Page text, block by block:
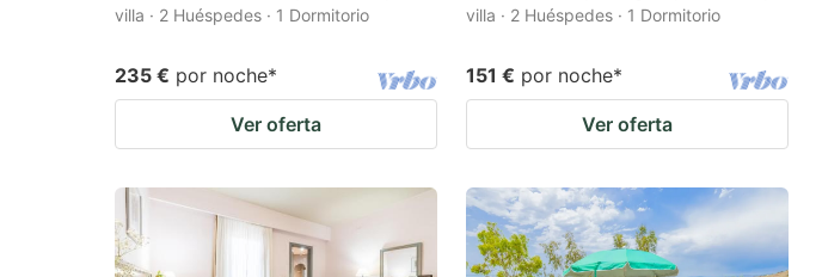
villa · 2 Huéspedes · 1 Dormitorio
235 € por noche*
Ver oferta
villa · 2 Huéspedes · 1 Dormitorio
151 € por noche*
Ver oferta